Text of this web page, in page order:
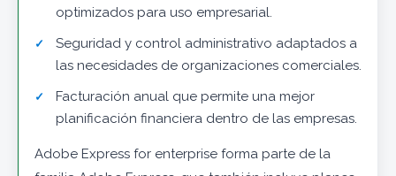
optimizados para uso empresarial.
Seguridad y control administrativo adaptados a
las necesidades de organizaciones comerciales.
Facturación anual que permite una mejor
planificación financiera dentro de las empresas.
Adobe Express for enterprise forma parte de la